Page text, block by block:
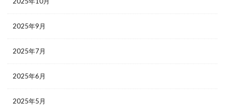
2025年9月
2025年7月
2025年6月
2025年5月